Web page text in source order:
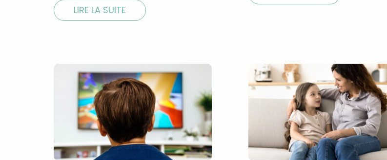
LIRE LA SUITE
Confidentialité